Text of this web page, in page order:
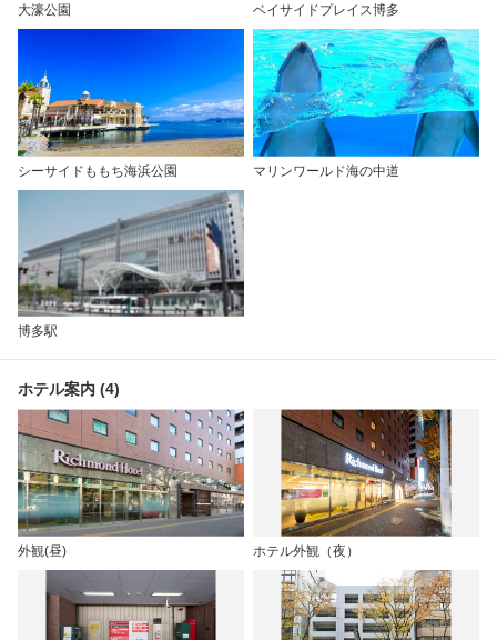
大濠公園 ベイサイドプレイス博多
シーサイドももち海浜公園 マリンワールド海の中道
博多駅
ホテル案内 (4)
外観(昼) ホテル外観（夜）